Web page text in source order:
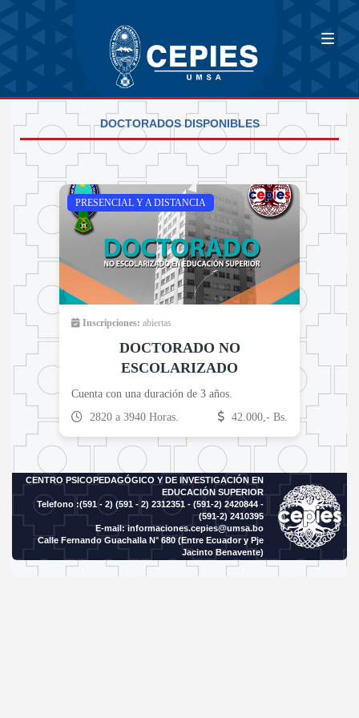
DOCTORADOS DISPONIBLES
PRESENCIAL Y A DISTANCIA
Inscripciones: abiertas
DOCTORADO NO
ESCOLARIZADO
Cuenta con una duración de 3 años.
2820 a 3940 Horas.
42.000,- Bs.
CENTRO PSICOPEDAGÓGICO Y DE INVESTIGACIÓN EN
EDUCACIÓN SUPERIOR
Telefono :(591 - 2) (591 - 2) 2312351 - (591-2) 2420844 -
(591-2) 2410395
E-mail: informaciones.cepies@umsa.bo
Calle Fernando Guachalla N° 680 (Entre Ecuador y Pje
Jacinto Benavente)